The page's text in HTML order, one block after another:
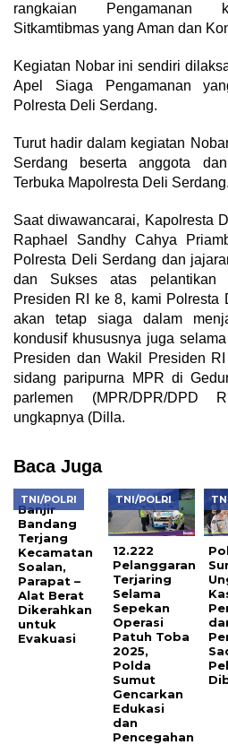
rangkaian Pengamanan
Sitkamtibmas yang Aman dan
Kegiatan Nobar ini sendiri
Apel Siaga Pengamanan
Polresta Deli Serdang.
Turut hadir dalam kegiatan
Serdang beserta anggota
Terbuka Mapolresta Deli Serdang.
Saat diwawancarai, Kapolresta
Raphael Sandhy Cahya
Polresta Deli Serdang dan
dan Sukses atas pelantikan
Presiden RI ke 8, kami Polresta
akan tetap siaga dalam
kondusif khususnya juga
Presiden dan Wakil Presiden
sidang paripurna MPR di
parlemen (MPR/DPR/DPD
ungkapnya (Dilla.
Baca Juga
TNI/POLRI
Banjir
Bandang
Terjang
Kecamatan
Soalan,
Parapat –
Alat Berat
Dikerahkan
untuk
Evakuasi
TNI/POLRI
12.222
Pelanggaran
Terjaring
Selama
Sepekan
Operasi
Patuh Toba
2025,
Polda
Sumut
Gencarkan
Edukasi
dan
Pencegahan